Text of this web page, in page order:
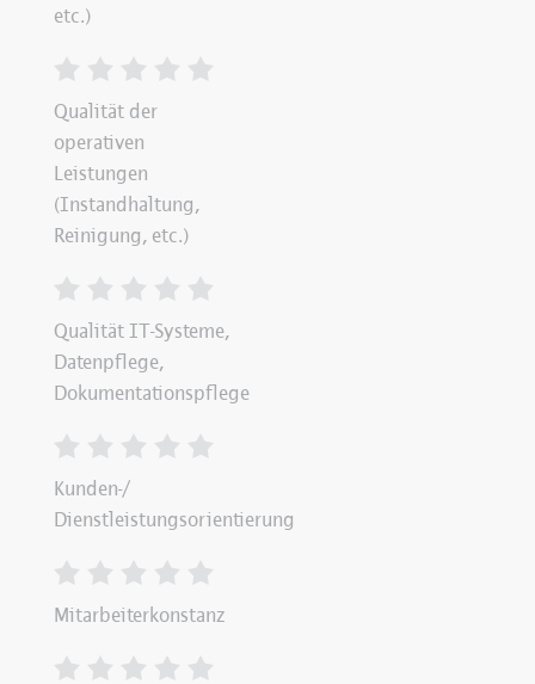
etc.)
Qualität der
operativen
Leistungen
(Instandhaltung,
Reinigung, etc.)
Qualität IT-Systeme,
Datenpflege,
Dokumentationspflege
Kunden-/
Dienstleistungsorientierung
Mitarbeiterkonstanz